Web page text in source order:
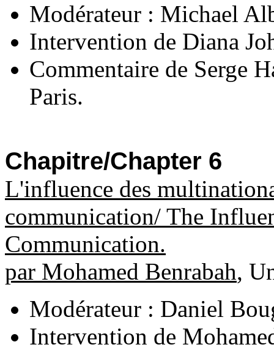
Modérateur : Michael
Intervention de Diana
Commentaire de Serge
Paris.
Chapitre/Chapter 6
L'influence des
communication/ The
Communication.
par Mohamed Benrabah,
Modérateur : Daniel
Intervention de